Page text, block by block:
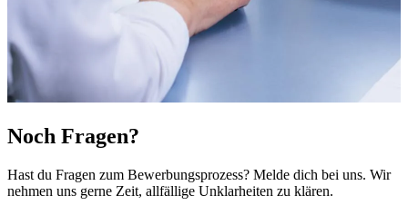
Noch Fragen?
Hast du Fragen zum Bewerbungsprozess? Melde dich bei uns. Wir
nehmen uns gerne Zeit, allfällige Unklarheiten zu klären.